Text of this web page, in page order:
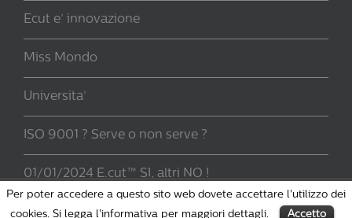
Ecut e’ innovazione
Miss Mondo
Universita’
ISO 9001 ? Serve o non serve ?
01/01/2024 E.cut™ SI, altri NO !
Per poter accedere a questo sito web dovete accettare l'utilizzo dei
cookies. Si legga l'informativa per maggiori dettagli.
Accetto